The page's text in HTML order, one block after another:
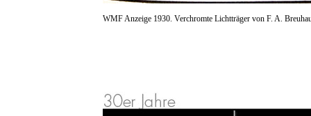
WMF Anzeige 1930. Verchromte Lichtträger von F. A.